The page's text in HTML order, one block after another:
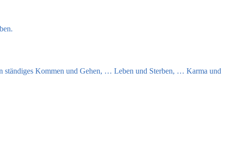
ständiges Kommen und Gehen, … Leben und Sterben, … Karma und